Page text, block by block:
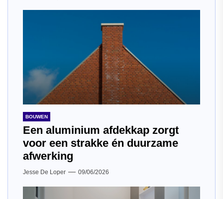
BOUWEN
Een aluminium afdekkap zorgt
voor een strakke én duurzame
afwerking
Jesse De Loper 09/06/2026